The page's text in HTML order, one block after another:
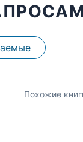
Похожие